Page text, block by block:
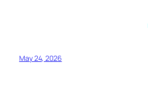
May 24, 2026